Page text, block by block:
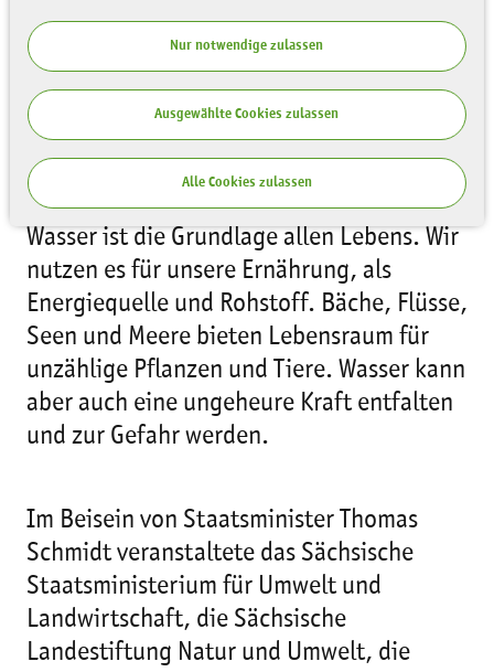
Nur notwendige zulassen
Ausgewählte Cookies zulassen
Alle Cookies zulassen
Umweltminister Thomas Schmidt
eröffnete heute den 1. Tag der Flüsse für
Schüler am Königsufer in Dresden.
Wasser ist die Grundlage allen Lebens. Wir
nutzen es für unsere Ernährung, als
Energiequelle und Rohstoff. Bäche, Flüsse,
Seen und Meere bieten Lebensraum für
unzählige Pflanzen und Tiere. Wasser kann
aber auch eine ungeheure Kraft entfalten
und zur Gefahr werden.
Im Beisein von Staatsminister Thomas
Schmidt veranstaltete das Sächsische
Staatsministerium für Umwelt und
Landwirtschaft, die Sächsische
Landestiftung Natur und Umwelt, die